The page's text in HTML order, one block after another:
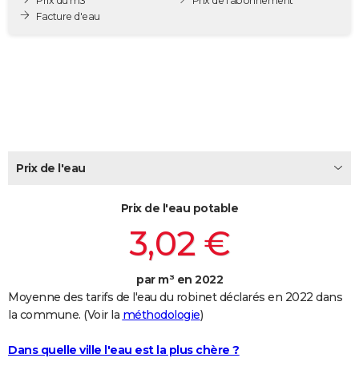
Destinations
City break
Voyage nature
Voyage de noces
Forum
Climat
PHOTO
Bricolage
Lifestyle
Culture
Sport
Auto
Television
Voyage
Cinema
Facture d'eau
Prix de l'eau
Prix de l'eau potable
3,02 €
par m³ en 2022
Moyenne des tarifs de l'eau du robinet déclarés en 2022 dans
la commune. (Voir la méthodologie)
Dans quelle ville l'eau est la plus chère ?